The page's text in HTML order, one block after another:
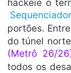
hackeie o
portões.
do túnel
(Metrô 26/
todos os